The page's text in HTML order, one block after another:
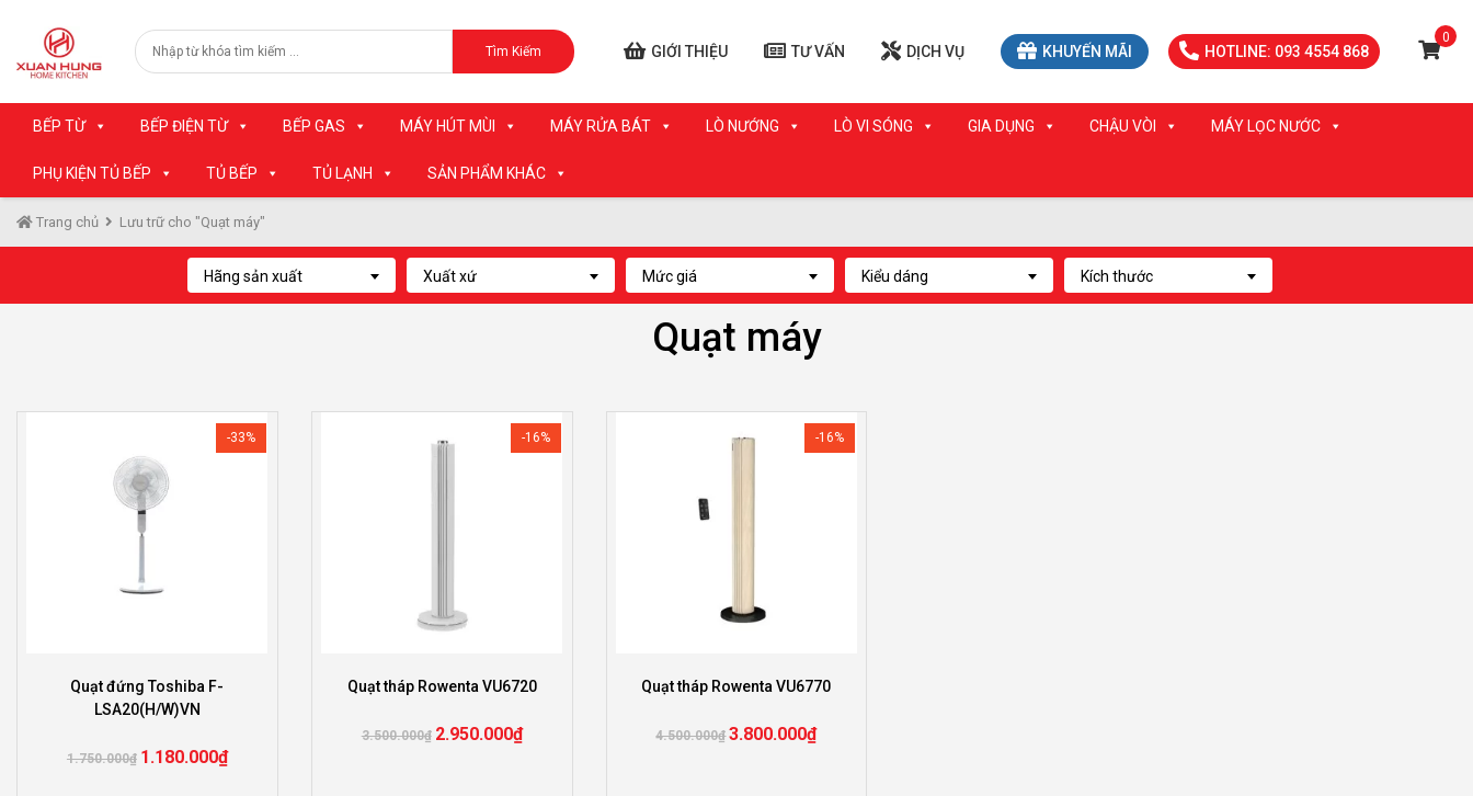
Tìm Kiếm GIỚI THIỆU TƯ VẤN DỊCH VỤ KHUYẾN MÃI HOTLINE: 093 4554 868
0
BẾP TỪ BẾP ĐIỆN TỪ BẾP GAS MÁY HÚT MÙI MÁY RỬA BÁT LÒ NƯỚNG LÒ VI SÓNG GIA DỤNG CHẬU VÒI MÁY LỌC NƯỚC
PHỤ KIỆN TỦ BẾP TỦ BẾP TỦ LẠNH SẢN PHẨM KHÁC
Trang chủ Lưu trữ cho "Quạt máy"
Hãng sản xuất Xuất xứ Mức giá Kiểu dáng Kích thước
Quạt máy
-33%
Quạt đứng Toshiba F-
LSA20(H/W)VN
1.750.000₫ 1.180.000₫
-16%
Quạt tháp Rowenta VU6720
3.500.000₫ 2.950.000₫
-16%
Quạt tháp Rowenta VU6770
4.500.000₫ 3.800.000₫